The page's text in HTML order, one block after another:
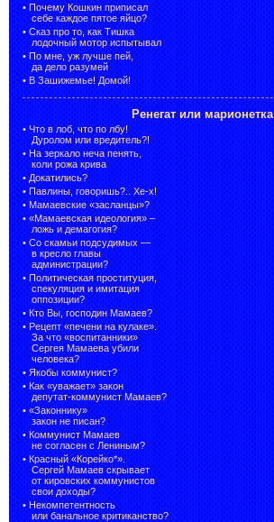
• Почему Кошкин приписал
себе каждое пятое яйцо?
• Сказ про то, как Тишка
лодочный мотор испытывал
• По мне, уж лучше пей,
да дело разумей
• В Зашижемье! Домой!
Ренегат или марионетка
• Что в лоб, что по лбу!
Дуролом или вредитель?!
• На зеркало неча пенять,
коли рожа крива
• Докатились?
• Павлины, говоришь?.. Хе-х!
• Мамаевские «засланцы»?
• «Мамаевская идеология» –
ложь и демагогия?
• Со скамьи подсудимых —
в кресло главы
администрации?
• Политическая проституция,
спекуляция и имитация
оппозиции?
• Кто Вы, господин Мамаев?
• Рецепт «печени на кулаке».
За что «воспитанники»
Сергея Мамаева убили
человека?
• Якобы коммунист?
• Как «уважает» закон
депутат-коммунист Мамаев?
• «Законнику»
закон не писан?
• Коммунист Мамаев
не согласен с Лениным?
• Красный «Корейко*».
Сергей Мамаев скрывает
от кировских коммунистов
свои доходы?
• Некомпетентность
или банальное критиканство?